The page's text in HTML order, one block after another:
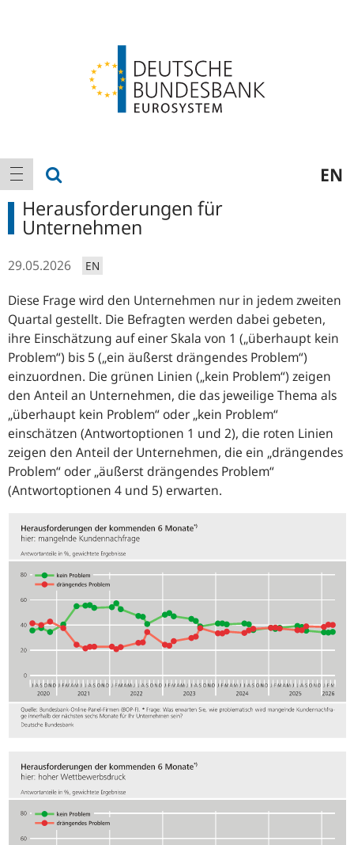
Hauptnavigation
Navigation anzeigen EN
Herausforderungen für
Unternehmen
29.05.2026 EN
Diese Frage wird den Unternehmen nur in jedem zweiten
Quartal gestellt. Die Befragten werden dabei gebeten,
ihre Einschätzung auf einer Skala von 1 („überhaupt kein
Problem“) bis 5 („ein äußerst drängendes Problem“)
einzuordnen. Die grünen Linien („kein Problem“) zeigen
den Anteil an Unternehmen, die das jeweilige Thema als
„überhaupt kein Problem“ oder „kein Problem“
einschätzen (Antwortoptionen 1 und 2), die roten Linien
zeigen den Anteil der Unternehmen, die ein „drängendes
Problem“ oder „äußerst drängendes Problem“
(Antwortoptionen 4 und 5) erwarten.